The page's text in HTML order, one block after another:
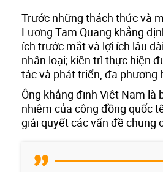
Trước những thách thức và
Lương Tam Quang khẳng
ích trước mắt và lợi ích lâu
nhân loại; kiên trì thực hiện
tác và phát triển, đa phương
Ông khẳng định Việt Nam là
nhiệm của cộng đồng quốc
giải quyết các vấn đề chung